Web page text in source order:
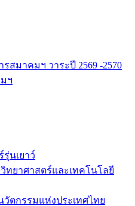
สมาคมฯ วาระปี 2569 -2570
ฯ
นเยาว์
ทยาศาสตร์และเทคโนโลยี
วัตกรรมแห่งประเทศไทย